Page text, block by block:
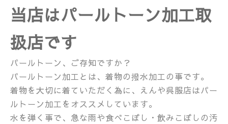
当店はパールトーン加工取
扱店です
パールトーン、ご存知ですか？
パールトーン加工とは、着物の撥水加工の事です。
着物を大切に着ていただく為に、えんや呉服店はパー
ルトーン加工をオススメしています。
水を弾く事で、急な雨や食べこぼし・飲みこぼしの汚